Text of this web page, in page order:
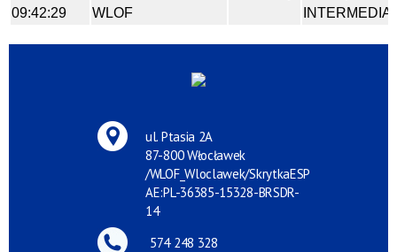
09:42:29
WLOF
INTERMEDIA
ul. Ptasia 2A
87-800 Włocławek
/WLOF_Wloclawek/SkrytkaESP
AE:PL-36385-15328-BRSDR-
14
574 248 328